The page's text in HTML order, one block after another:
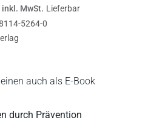
auch als E-Book
durch Prävention
inkl. MwSt. Lieferbar
5264-0